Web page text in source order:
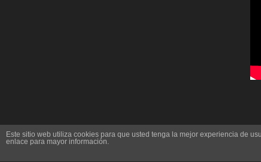
Este sitio web utiliza cookies para que usted tenga la mejor experiencia de
enlace para mayor información.